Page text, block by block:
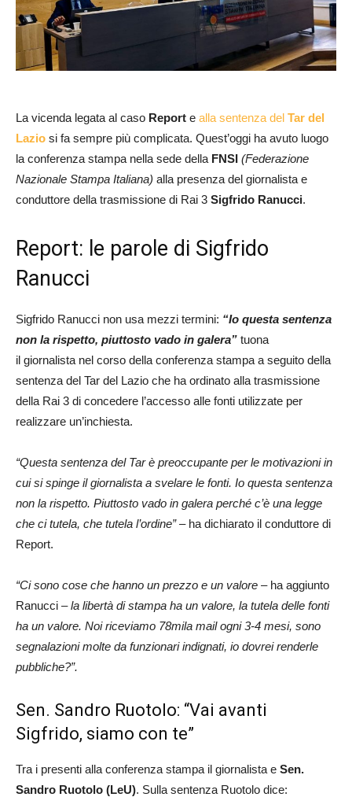
La vicenda legata al caso Report e alla sentenza del Tar del
Lazio si fa sempre più complicata. Quest’oggi ha avuto luogo
la conferenza stampa nella sede della FNSI (Federazione
Nazionale Stampa Italiana) alla presenza del giornalista e
conduttore della trasmissione di Rai 3 Sigfrido Ranucci.
Report: le parole di Sigfrido
Ranucci
Sigfrido Ranucci non usa mezzi termini: “Io questa sentenza
non la rispetto, piuttosto vado in galera” tuona
il giornalista nel corso della conferenza stampa a seguito della
sentenza del Tar del Lazio che ha ordinato alla trasmissione
della Rai 3 di concedere l’accesso alle fonti utilizzate per
realizzare un’inchiesta.
“Questa sentenza del Tar è preoccupante per le motivazioni in
cui si spinge il giornalista a svelare le fonti. Io questa sentenza
non la rispetto. Piuttosto vado in galera perché c’è una legge
che ci tutela, che tutela l’ordine” – ha dichiarato il conduttore di
Report.
“Ci sono cose che hanno un prezzo e un valore – ha aggiunto
Ranucci –la libertà di stampa ha un valore, la tutela delle fonti
ha un valore. Noi riceviamo 78mila mail ogni 3-4 mesi, sono
segnalazioni molte da funzionari indignati, io dovrei renderle
pubbliche?”.
Sen. Sandro Ruotolo: “Vai avanti
Sigfrido, siamo con te”
Tra i presenti alla conferenza stampa il giornalista e Sen.
Sandro Ruotolo (LeU). Sulla sentenza Ruotolo dice: